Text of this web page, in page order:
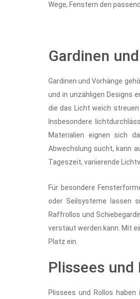
Wege, Fenstern den
Gardinen
Gardinen und Vorhänge
und in unzähligen Designs
die das Licht weich streuen
Insbesondere
Materialien eignen sich
Abwechslung sucht, kann
Tageszeit, variierende
Für besondere
oder Seilsysteme lassen
Raffrollos und
verstaut werden kann. Mit
Platz ein.
Plissees
Plissees und Rollos